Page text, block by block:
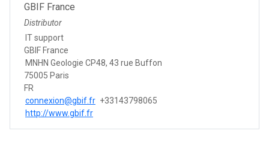
GBIF France
Distributor
IT support
GBIF France
MNHN Geologie CP48, 43 rue Buffon
75005 Paris
FR
connexion@gbif.fr +33143798065
http://www.gbif.fr